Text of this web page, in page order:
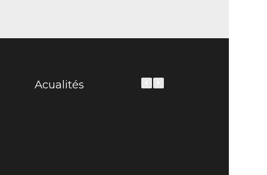
Acualités